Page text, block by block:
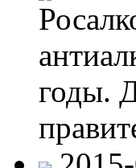
годы.